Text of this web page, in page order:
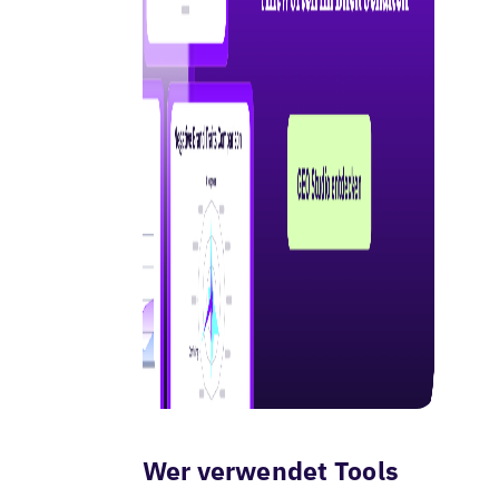
Wer verwendet Tools